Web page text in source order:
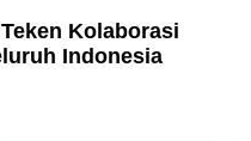
Kolaborasi
Indonesia